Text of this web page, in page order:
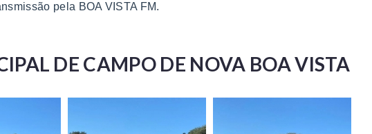
pela BOA VISTA FM.
DE CAMPO DE NOVA BOA VISTA